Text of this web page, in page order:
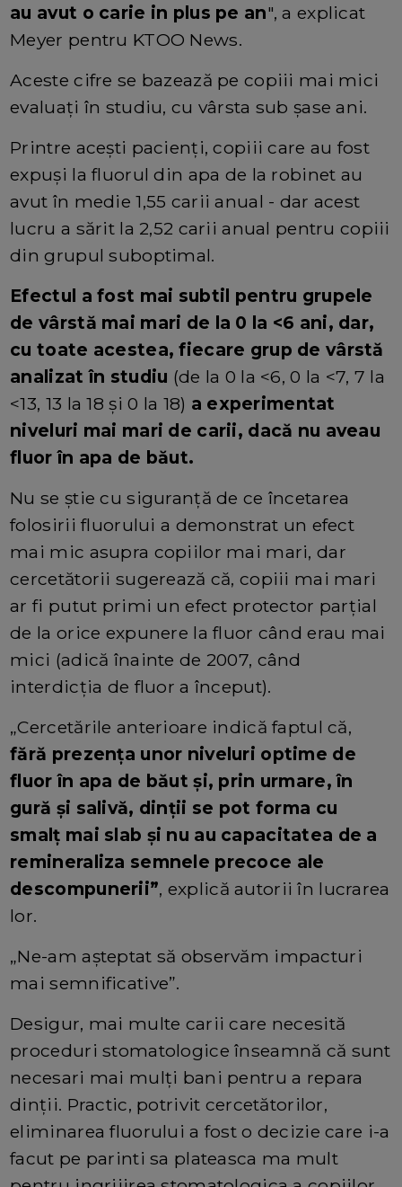
au avut o carie in plus pe an", a explicat
Meyer pentru KTOO News.
Aceste cifre se bazează pe copiii mai mici
evaluați în studiu, cu vârsta sub șase ani.
Printre acești pacienți, copiii care au fost
expuși la fluorul din apa de la robinet au
avut în medie 1,55 carii anual - dar acest
lucru a sărit la 2,52 carii anual pentru copiii
din grupul suboptimal.
Efectul a fost mai subtil pentru grupele
de vârstă mai mari de la 0 la <6 ani, dar,
cu toate acestea, fiecare grup de vârstă
analizat în studiu (de la 0 la <6, 0 la <7, 7 la
<13, 13 la 18 și 0 la 18) a experimentat
niveluri mai mari de carii, dacă nu aveau
fluor în apa de băut.
Nu se știe cu siguranță de ce încetarea
folosirii fluorului a demonstrat un efect
mai mic asupra copiilor mai mari, dar
cercetătorii sugerează că, copiii mai mari
ar fi putut primi un efect protector parțial
de la orice expunere la fluor când erau mai
mici (adică înainte de 2007, când
interdicția de fluor a început).
„Cercetările anterioare indică faptul că,
fără prezența unor niveluri optime de
fluor în apa de băut și, prin urmare, în
gură și salivă, dinții se pot forma cu
smalț mai slab și nu au capacitatea de a
remineraliza semnele precoce ale
descompunerii”, explică autorii în lucrarea
lor.
„Ne-am așteptat să observăm impacturi
mai semnificative”.
Desigur, mai multe carii care necesită
proceduri stomatologice înseamnă că sunt
necesari mai mulți bani pentru a repara
dinții. Practic, potrivit cercetătorilor,
eliminarea fluorului a fost o decizie care i-a
facut pe parinti sa plateasca ma mult